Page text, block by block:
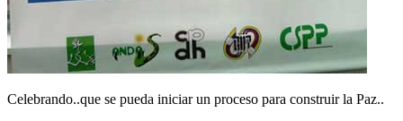
Celebrando..que se pueda iniciar un proceso para construir la Paz..